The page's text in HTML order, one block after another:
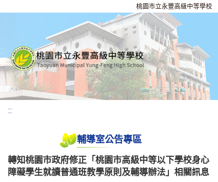
桃園市立永豐高級中等學校
:::
輔導室公告專區
轉知桃園市政府修正「桃園市高級中等以下學校身心
障礙學生就讀普通班教學原則及輔導辦法」相關訊息